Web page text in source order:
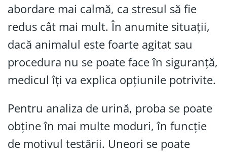
abordare mai calmă, ca stresul să fie
redus cât mai mult. În anumite situații,
dacă animalul este foarte agitat sau
procedura nu se poate face în siguranță,
medicul îți va explica opțiunile potrivite.
Pentru analiza de urină, proba se poate
obține în mai multe moduri, în funcție
de motivul testării. Uneori se poate